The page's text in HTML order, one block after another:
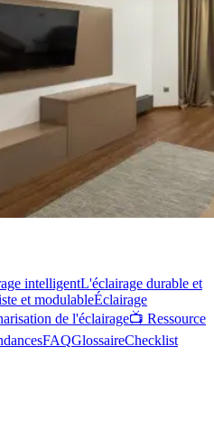
intelligentL'éclairage durable et
et modulableÉclairage
de l'éclairage📺 Ressource
FAQGlossaireChecklist